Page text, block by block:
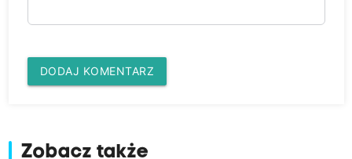
DODAJ KOMENTARZ
Zobacz także